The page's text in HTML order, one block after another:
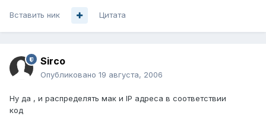
Вставить ник Цитата
Sirco
Опубликовано 19 августа, 2006
Ну да , и распределять мак и IP адреса в соответствии
код